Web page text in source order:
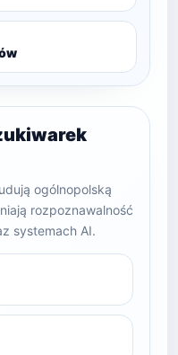
ogólnopolską
rozpoznawalność
systemach AI.